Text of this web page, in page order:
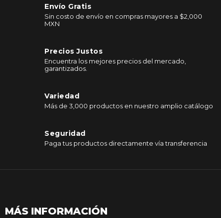
Envío Gratis
Sin costo de envío en compras mayores a $2,000
MXN
Precios Justos
Encuentra los mejores precios del mercado,
garantizados.
Variedad
Más de 3,000 productos en nuestro amplio catálogo
Seguridad
Paga tus productos directamente vía transferencia
MÁS INFORMACIÓN